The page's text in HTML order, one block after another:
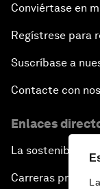
Conviértase en
Regístrese para
Suscríbase a
Contacte con
Enlaces
La sostenibilidad
Carreras